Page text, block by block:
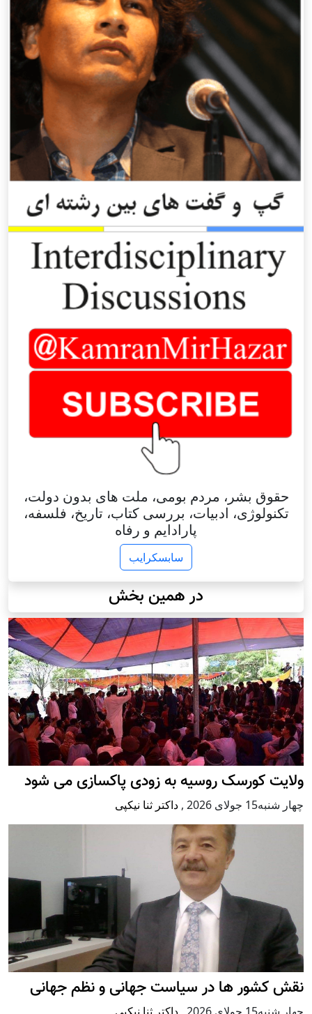
حقوق بشر، مردم بومی، ملت های بدون دولت،
تکنولوژی، ادبیات، بررسی کتاب، تاریخ، فلسفه،
پارادایم و رفاه
سابسکرایب
در همین بخش
ولایت کورسک روسیه به زودی پاکسازی می شود
چهار شنبه15 جولای 2026 , داکتر ثنا نیکپی
نقش کشور ها در سیاست جهانی و نظم جهانی